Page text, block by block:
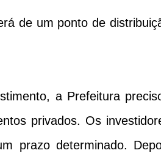
de um ponto de
a Prefeitura
privados. Os
prazo determinado.